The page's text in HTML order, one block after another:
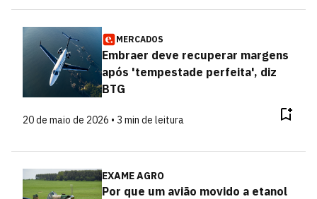
MERCADOS
Embraer deve recuperar margens
após 'tempestade perfeita', diz
BTG
20 de maio de 2026 • 3 min de leitura
EXAME AGRO
Por que um avião movido a etanol